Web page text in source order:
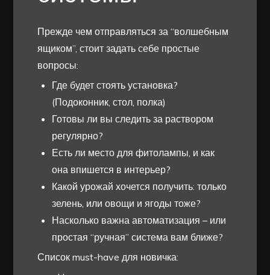
Прежде чем отправляться за “волшебным
ящиком”, стоит задать себе простые
вопросы:
Где будет стоять установка?
(Подоконник, стол, полка)
Готовы ли вы следить за раствором
регулярно?
Есть ли место для фитолампы, и как
она впишется в интерьер?
Какой урожай хочется получить: только
зелень, или овощи и ягоды тоже?
Насколько важна автоматизация – или
простая “ручная” система вам ближе?
Список must-have для новичка: